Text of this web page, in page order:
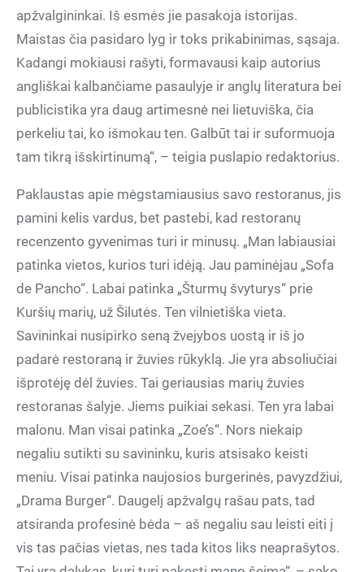
apžvalgininkai. Iš esmės jie pasakoja istorijas.
Maistas čia pasidaro lyg ir toks prikabinimas, sąsaja.
Kadangi mokiausi rašyti, formavausi kaip autorius
angliškai kalbančiame pasaulyje ir anglų literatura bei
publicistika yra daug artimesnė nei lietuviška, čia
perkeliu tai, ko išmokau ten. Galbūt tai ir suformuoja
tam tikrą išskirtinumą“, – teigia puslapio redaktorius.
Paklaustas apie mėgstamiausius savo restoranus, jis
pamini kelis vardus, bet pastebi, kad restoranų
recenzento gyvenimas turi ir minusų. „Man labiausiai
patinka vietos, kurios turi idėją. Jau paminėjau „Sofa
de Pancho“. Labai patinka „Šturmų švyturys“ prie
Kuršių marių, už Šilutės. Ten vilnietiška vieta.
Savininkai nusipirko seną žvejybos uostą ir iš jo
padarė restoraną ir žuvies rūkyklą. Jie yra absoliučiai
išprotėję dėl žuvies. Tai geriausias marių žuvies
restoranas šalyje. Jiems puikiai sekasi. Ten yra labai
malonu. Man visai patinka „Zoe’s“. Nors niekaip
negaliu sutikti su savininku, kuris atsisako keisti
meniu. Visai patinka naujosios burgerinės, pavyzdžiui,
„Drama Burger“. Daugelį apžvalgų rašau pats, tad
atsiranda profesinė bėda – aš negaliu sau leisti eiti į
vis tas pačias vietas, nes tada kitos liks neaprašytos.